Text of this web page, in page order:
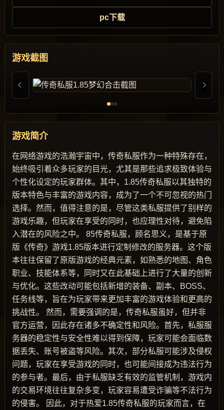
pc下载
游戏截图
游戏简介
在网络游戏的浩瀚宇宙中，传奇私服作为一种特殊存在，
始终吸引着众多玩家的目光，尤其是那些追求极致体验与
个性化设定的玩家群体。其中，1.85传奇私服以其独特的
版本特色与丰富的游戏内容，成为了一个不可忽视的热门
选择。然而，值得注意的是，尽管这类私服提供了别样的
游戏乐趣，但玩家在享受的同时，也应理性对待，避免陷
入潜在的风险之中。 85传奇私服，顾名思义，是基于原
版《传奇》游戏1.85版本进行定制修改的服务器。这个版
本往往保留了原版游戏的经典元素，如熟悉的地图、角色
职业、技能体系等，同时又在此基础上进行了大量的创新
与优化。这些改动可能包括新增的装备、副本、BOSS、
任务线等，旨在为玩家带来更加丰富的游戏体验和更高的
挑战性。 然而，需要强调的是，传奇私服虽好，但并非
官方运营，因此存在诸多不确定性和风险。首先，私服服
务器的稳定性与安全性难以得到保障，玩家可能会面临数
据丢失、账号被盗等风险。其次，部分私服可能涉及侵权
问题，玩家在享受游戏的同时，也可能间接成为违法行为
的参与者。最后，由于私服缺乏有效的监管机制，游戏内
的交易环境往往复杂多变，玩家容易遭受诈骗等不法行为
的侵害。 因此，对于热爱1.85传奇私服的玩家而言，在